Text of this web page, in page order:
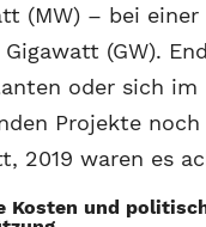
(MW) – bei
(GW).
oder sich im
Projekte
2019 waren es
Kosten und